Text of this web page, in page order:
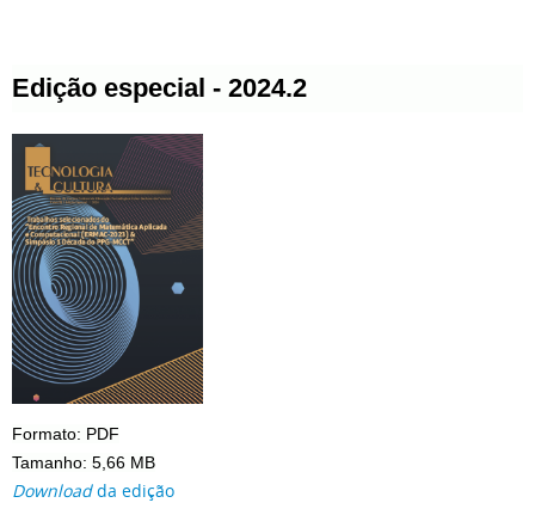
Edição especial - 2024.2
Formato: PDF
Tamanho: 5,66 MB
Downloadda edição